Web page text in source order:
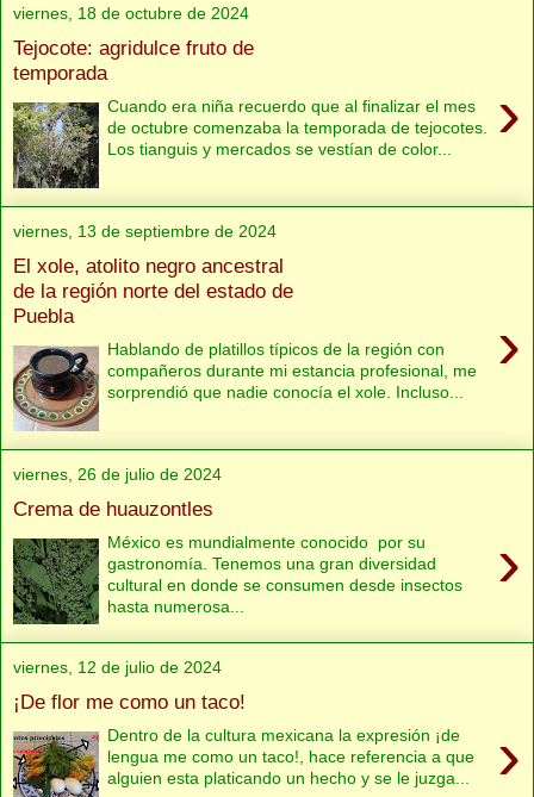
viernes, 18 de octubre de 2024
Tejocote: agridulce fruto de
temporada
›
Cuando era niña recuerdo que al finalizar el mes
de octubre comenzaba la temporada de tejocotes.
Los tianguis y mercados se vestían de color...
viernes, 13 de septiembre de 2024
El xole, atolito negro ancestral
de la región norte del estado de
Puebla
›
Hablando de platillos típicos de la región con
compañeros durante mi estancia profesional, me
sorprendió que nadie conocía el xole. Incluso...
viernes, 26 de julio de 2024
Crema de huauzontles
›
México es mundialmente conocido por su
gastronomía. Tenemos una gran diversidad
cultural en donde se consumen desde insectos
hasta numerosa...
viernes, 12 de julio de 2024
¡De flor me como un taco!
›
Dentro de la cultura mexicana la expresión ¡de
lengua me como un taco!, hace referencia a que
alguien esta platicando un hecho y se le juzga...